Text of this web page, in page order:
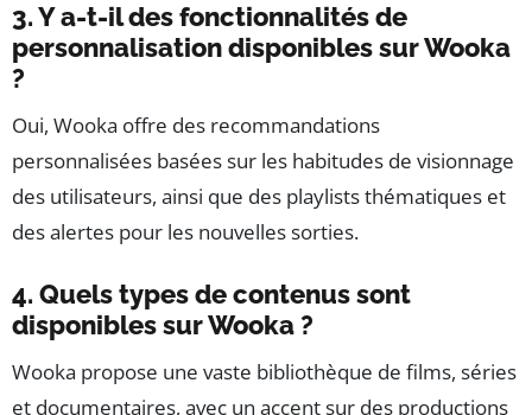
3. Y a-t-il des fonctionnalités de
personnalisation disponibles sur Wooka
?
Oui, Wooka offre des recommandations
personnalisées basées sur les habitudes de visionnage
des utilisateurs, ainsi que des playlists thématiques et
des alertes pour les nouvelles sorties.
4. Quels types de contenus sont
disponibles sur Wooka ?
Wooka propose une vaste bibliothèque de films, séries
et documentaires, avec un accent sur des productions